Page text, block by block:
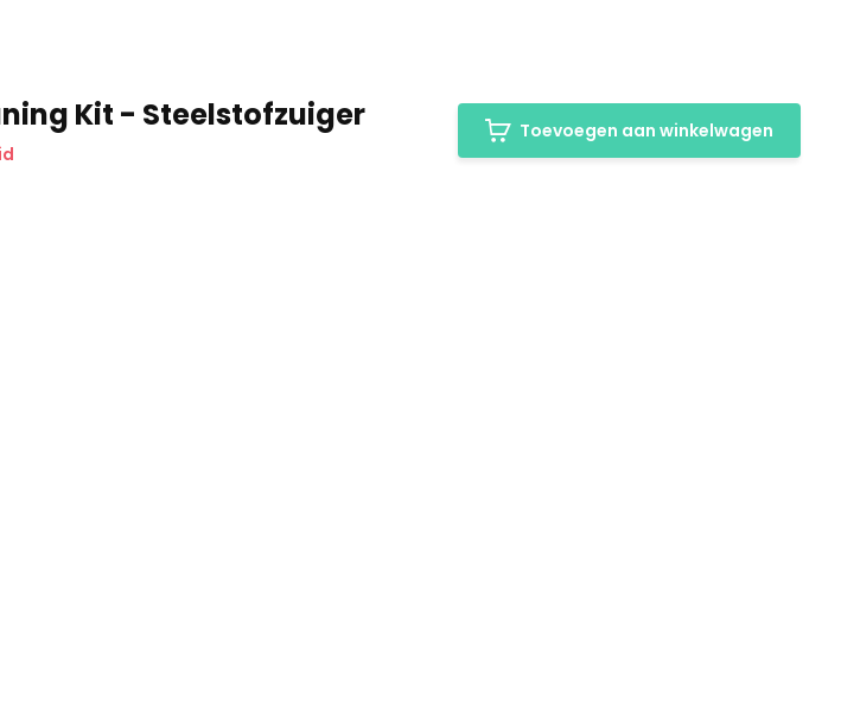
Kit - Steelstofzuiger Toevoegen aan winkelwagen